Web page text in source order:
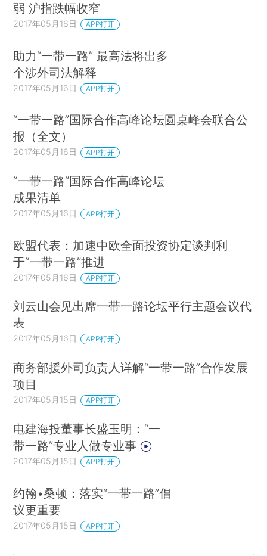
弱 沪指跌幅收窄
2017年05月16日 APP打开
助力“一带一路” 最高法将出多
个涉外司法解释
2017年05月16日 APP打开
“一带一路”国际合作高峰论坛圆桌峰会联合公
报（全文）
2017年05月16日 APP打开
“一带一路”国际合作高峰论坛
成果清单
2017年05月16日 APP打开
欧盟代表：加速中欧全面投资协定谈判利
于“一带一路”推进
2017年05月16日 APP打开
刘云山会见出席一带一路论坛平行主题会议代
表
2017年05月16日 APP打开
商务部援外司负责人详解“一带一路”合作发展
项目
2017年05月15日 APP打开
电建海投董事长盛玉明：“一
带一路”专业人做专业事
2017年05月15日 APP打开
约翰•桑顿：落实“一带一路”倡
议更重要
2017年05月15日 APP打开